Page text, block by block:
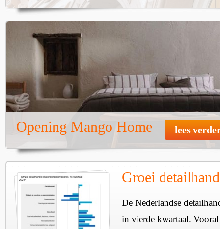
Opening Mango Home lees
Groei
De Nederlandse
in vierde kwartaal.